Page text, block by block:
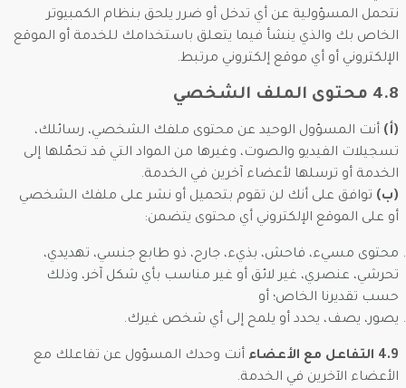
نتحمل المسؤولية عن أي تدخل أو ضرر يلحق بنظام الكمبيوتر
الخاص بك والذي ينشأ فيما يتعلق باستخدامك للخدمة أو الموقع
الإلكتروني أو أي موقع إلكتروني مرتبط.
4.8 محتوى الملف الشخصي
(أ) أنت المسؤول الوحيد عن محتوى ملفك الشخصي، رسائلك،
تسجيلات الفيديو والصوت، وغيرها من المواد التي قد تحمّلها إلى
الخدمة أو ترسلها لأعضاء آخرين في الخدمة.
(ب) توافق على أنك لن تقوم بتحميل أو نشر على ملفك الشخصي
أو على الموقع الإلكتروني أي محتوى يتضمن:
محتوى مسيء، فاحش، بذيء، جارح، ذو طابع جنسي، تهديدي،
تحرشي، عنصري، غير لائق أو غير مناسب بأي شكل آخر، وذلك
حسب تقديرنا الخاص؛ أو
يصور، يصف، يحدد أو يلمح إلى أي شخص غيرك.
4.9 التفاعل مع الأعضاء
أنت وحدك المسؤول عن تفاعلك مع
الأعضاء الآخرين في الخدمة.